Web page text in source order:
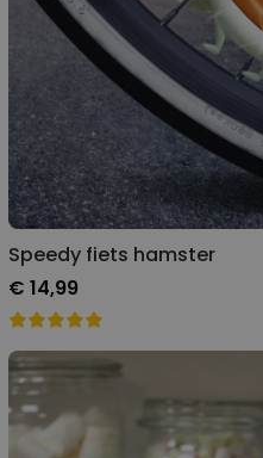
Speedy fiets hamster
€ 14,99